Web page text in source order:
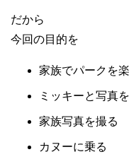
だから
今回の目的を
家族でパークを
ミッキーと写真
家族写真を撮る
カヌーに乗る